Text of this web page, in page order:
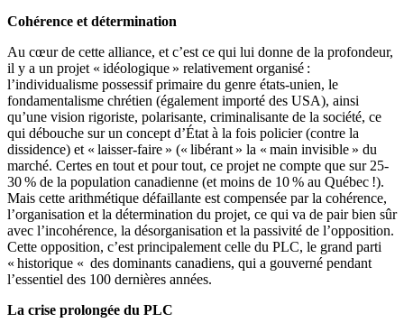
Cohérence et détermination
Au cœur de cette alliance, et c’est ce qui lui donne de la profondeur,
il y a un projet « idéologique » relativement organisé :
l’individualisme possessif primaire du genre états-unien, le
fondamentalisme chrétien (également importé des USA), ainsi
qu’une vision rigoriste, polarisante, criminalisante de la société, ce
qui débouche sur un concept d’État à la fois policier (contre la
dissidence) et « laisser-faire » (« libérant » la « main invisible » du
marché. Certes en tout et pour tout, ce projet ne compte que sur 25-
30 % de la population canadienne (et moins de 10 % au Québec !).
Mais cette arithmétique défaillante est compensée par la cohérence,
l’organisation et la détermination du projet, ce qui va de pair bien sûr
avec l’incohérence, la désorganisation et la passivité de l’opposition.
Cette opposition, c’est principalement celle du PLC, le grand parti
« historique « des dominants canadiens, qui a gouverné pendant
l’essentiel des 100 dernières années.
La crise prolongée du PLC